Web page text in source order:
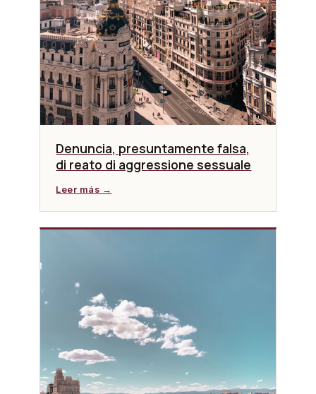
Denuncia, presuntamente falsa,
di reato di aggressione sessuale
Leer más →